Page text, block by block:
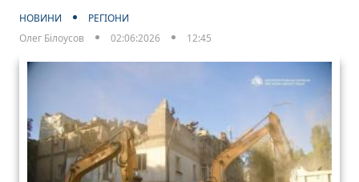
НОВИНИ
РЕГІОНИ
Олег Білоусов
02:06:2026 12:45